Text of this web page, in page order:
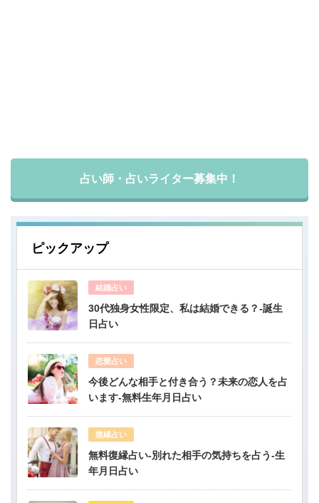
占い師・占いライター募集中！
ピックアップ
結婚占い
30代独身女性限定、私は結婚できる？-誕生
日占い
恋愛占い
今後どんな相手と付き合う？未来の恋人を占
います-無料生年月日占い
復縁占い
無料復縁占い-別れた相手の気持ちを占う-生
年月日占い